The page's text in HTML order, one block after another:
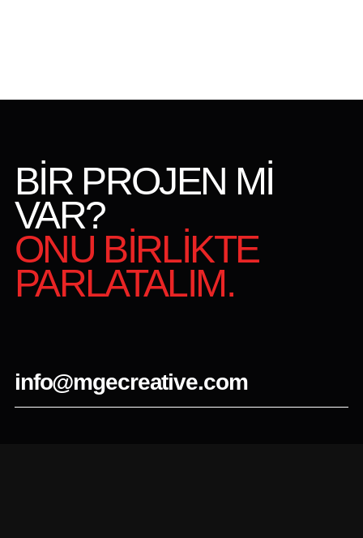
BİR PROJEN Mİ
VAR?
ONU BİRLİKTE
PARLATALIM.
info@mgecreative.com